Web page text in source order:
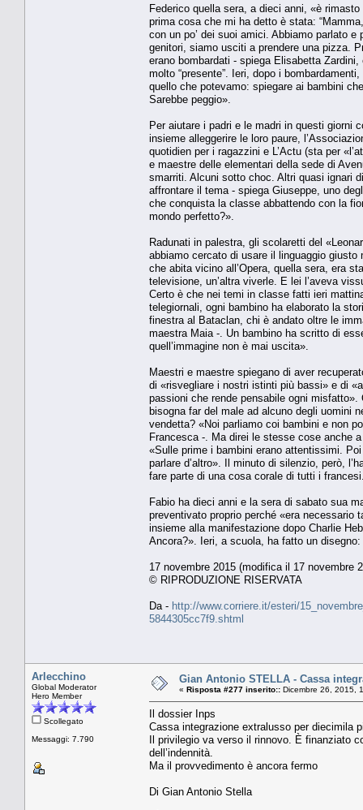
Federico quella sera, a dieci anni, «è
prima cosa che mi ha detto è stata:
con un po’ dei suoi amici. Abbiamo parlato
genitori, siamo usciti a prendere una pizza.
erano bombardati - spiega Elisabetta
molto “presente”. Ieri, dopo i
quello che potevamo: spiegare ai bambini
Sarebbe peggio».
Per aiutare i padri e le madri in questi giorni
insieme alleggerire le loro paure,
quotidien per i ragazzini e L’Actu (sta per
e maestre delle elementari della sede di
smarriti. Alcuni sotto choc. Altri quasi ignari
affrontare il tema - spiega Giuseppe, uno
che conquista la classe abbattendo con la
mondo perfetto?».
Radunati in palestra, gli scolaretti del
abbiamo cercato di usare il linguaggio
che abita vicino all’Opera, quella sera, era
televisione, un’altra viverle. E lei l’aveva
Certo è che nei temi in classe fatti ieri
telegiornali, ogni bambino ha elaborato la
finestra al Bataclan, chi è andato oltre le
maestra Maia -. Un bambino ha scritto di
quell’immagine non è mai uscita».
Maestri e maestre spiegano di aver
di «risvegliare i nostri istinti più bassi» e di
passioni che rende pensabile ogni
bisogna far del male ad alcuno degli uomini
vendetta? «Noi parliamo coi bambini e non
Francesca -. Ma direi le stesse cose anche
«Sulle prime i bambini erano attentissimi.
parlare d’altro». Il minuto di silenzio, però,
fare parte di una cosa corale di tutti i
Fabio ha dieci anni e la sera di sabato sua
preventivato proprio perché «era necessario
insieme alla manifestazione dopo Charlie
Ancora?». Ieri, a scuola, ha fatto un
17 novembre 2015 (modifica il 17 novembre
© RIPRODUZIONE RISERVATA
Da - http://www.corriere.it/esteri/
5844305cc7f9.shtml
Arlecchino
Global Moderator
Hero Member
Scollegato
Messaggi: 7.790
Gian Antonio STELLA - Cassa
« Risposta #277 inserito:: Dicembre 26, 2015,
Il dossier Inps
Cassa integrazione extralusso per diecimila
Il privilegio va verso il rinnovo. È finanziato
dell’indennità.
Ma il provvedimento è ancora fermo
Di Gian Antonio Stella